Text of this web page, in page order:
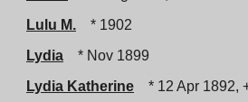
Lulu M.
* 1902
Lydia
* Nov 1899
Lydia Katherine
* 12 Apr 1892,